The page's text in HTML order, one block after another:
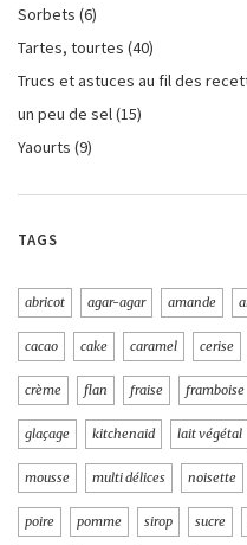
Sorbets (6)
Tartes, tourtes (40)
Trucs et astuces au fil des
un peu de sel(15)
Yaourts (9)
TAGS
abricot agar-agar amande
cacao cake caramel cerise
crème flan fraise framboise
glaçage kitchenaid lait végétal
mousse multi délices noisette
poire pomme sirop sucre